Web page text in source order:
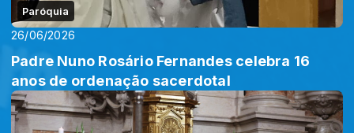
Paróquia
26/06/2026
Padre Nuno Rosário Fernandes celebra 16
anos de ordenação sacerdotal